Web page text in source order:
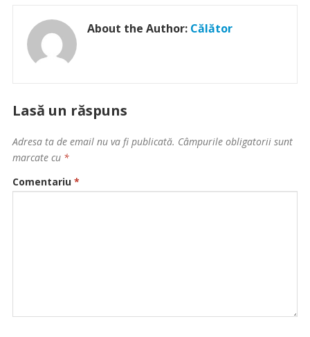
About the Author: Călător
Lasă un răspuns
Adresa ta de email nu va fi publicată. Câmpurile obligatorii sunt
marcate cu *
Comentariu *